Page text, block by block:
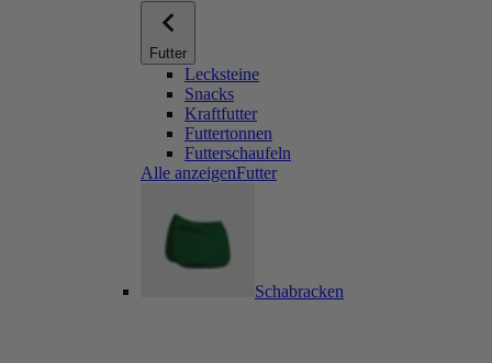
Futter
Lecksteine
Snacks
Kraftfutter
Futtertonnen
Futterschaufeln
Alle anzeigenFutter
Schabracken